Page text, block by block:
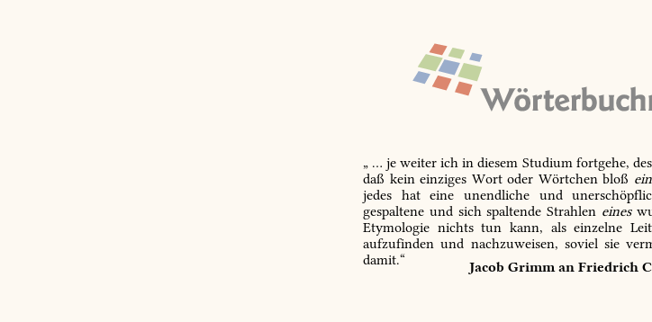
„ … je weiter ich in diesem Studium fortgehe,
daß kein einziges Wort oder Wörtchen bloß
jedes hat eine unendliche und
gespaltene und sich spaltende Strahlen eines
Etymologie nichts tun kann, als einzelne
aufzufinden und nachzuweisen, soviel sie
damit.“
Jacob Grimm an Friedrich